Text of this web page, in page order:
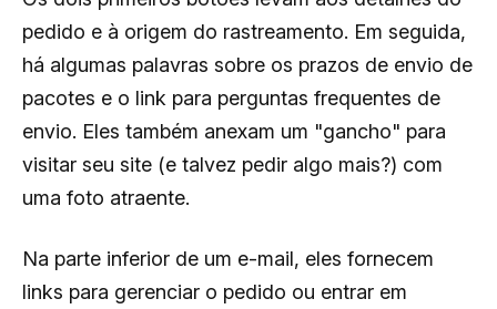
pedido e à origem do rastreamento. Em seguida,
há algumas palavras sobre os prazos de envio de
pacotes e o link para perguntas frequentes de
envio. Eles também anexam um "gancho" para
visitar seu site (e talvez pedir algo mais?) com
uma foto atraente.
Na parte inferior de um e-mail, eles fornecem
links para gerenciar o pedido ou entrar em